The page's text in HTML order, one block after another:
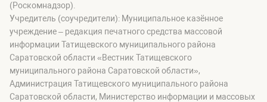
(Роскомнадзор).
Учредитель (соучредители): Муниципальное казённое
учреждение – редакция печатного средства массовой
информации Татищевского муниципального района
Саратовской области «Вестник Татищевского
муниципального района Саратовской области»,
Администрация Татищевского муниципального района
Саратовской области, Министерство информации и массовых